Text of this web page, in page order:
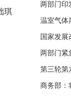
琪
两部门印
温室气体
国家发
两部门紧
第三轮第
商务部：